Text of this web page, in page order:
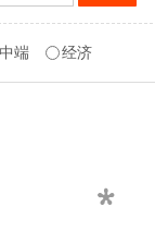
中端 经济